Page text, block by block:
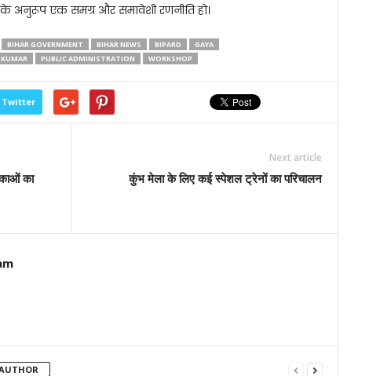
अनुरूप एक समग्र और समावेशी रणनीति हो।
BIHAR GOVERNMENT BIHAR NEWS BIPARD
GAYA
PUBLIC ADMINISTRATION WORKSHOP
Twitter
का
Next article
कुंभ मेला के लिए कई स्पेशल ट्रेनों का परिचालन